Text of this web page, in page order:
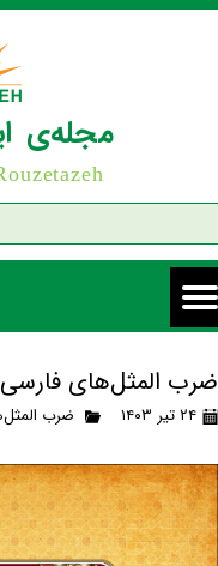
مجله‌ی
ضرب المثل‌های
۲۴ تیر ۱۴۰۳ ضرب